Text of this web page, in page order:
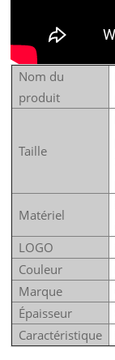
Nom du
produit
Taille
Matériel
LOGO
Couleur
Marque
Épaisseur
Caractéristique